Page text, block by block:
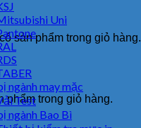
sản phẩm trong giỏ hàng.
phẩm trong giỏ hàng.
Uni
ngành may mặc
Test
ngành Bao Bì